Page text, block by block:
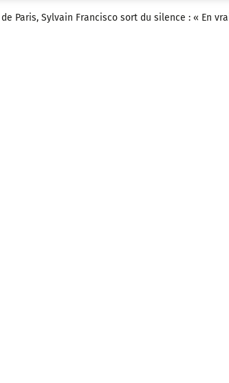
de Paris, Sylvain Francisco sort du silence : « En